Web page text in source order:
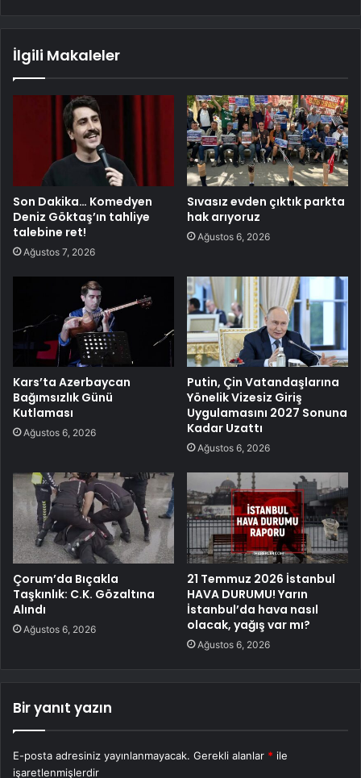
İlgili Makaleler
Son Dakika… Komedyen
Deniz Göktaş’ın tahliye
talebine ret!
Ağustos 7, 2026
Sıvasız evden çıktık parkta
hak arıyoruz
Ağustos 6, 2026
Kars’ta Azerbaycan
Bağımsızlık Günü
Kutlaması
Ağustos 6, 2026
Putin, Çin Vatandaşlarına
Yönelik Vizesiz Giriş
Uygulamasını 2027 Sonuna
Kadar Uzattı
Ağustos 6, 2026
Çorum’da Bıçakla
Taşkınlık: C.K. Gözaltına
Alındı
Ağustos 6, 2026
21 Temmuz 2026 İstanbul
HAVA DURUMU! Yarın
İstanbul’da hava nasıl
olacak, yağış var mı?
Ağustos 6, 2026
Bir yanıt yazın
E-posta adresiniz yayınlanmayacak. Gerekli alanlar * ile
işaretlenmişlerdir